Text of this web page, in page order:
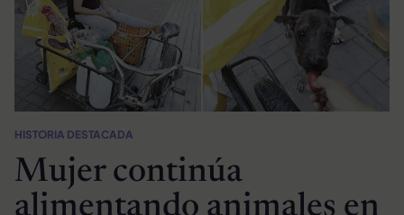
HISTORIA DESTACADA
Mujer continúa
alimentando animales en